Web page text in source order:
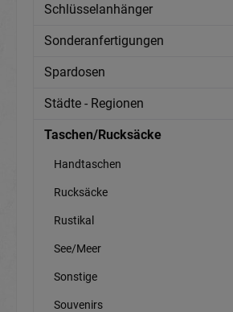
Schlüsselanhänger
Sonderanfertigungen
Spardosen
Städte - Regionen
Taschen/Rucksäcke
Handtaschen
Rucksäcke
Rustikal
See/Meer
Sonstige
Souvenirs